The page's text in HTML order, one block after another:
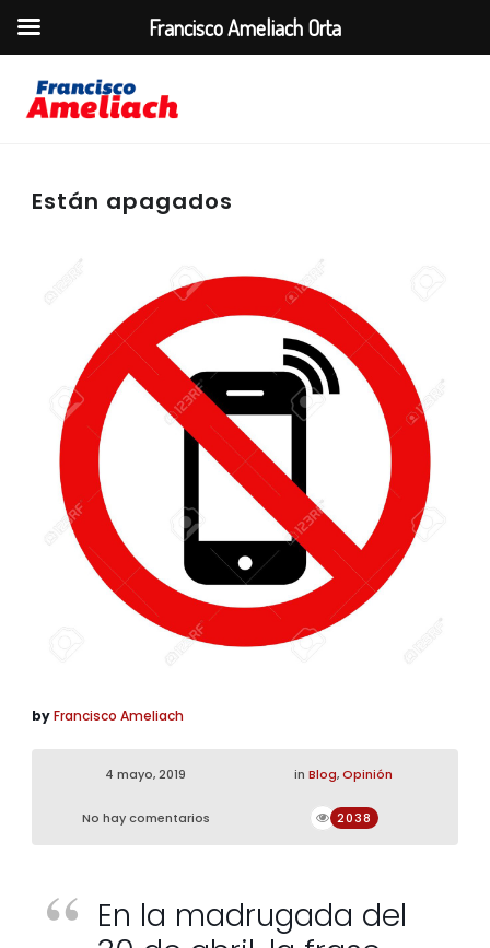
Están apagados
byFrancisco Ameliach
4 mayo, 2019 in Blog,Opinión
No hay comentarios 2038
En la madrugada del
Francisco Ameliach Orta